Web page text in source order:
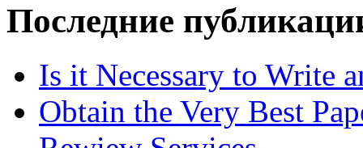
Последние
Is it Necessary to Write
Obtain the Very Best